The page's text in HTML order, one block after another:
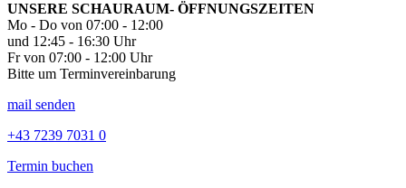
UNSERE SCHAURAUM- ÖFFNUNGSZEITEN
Mo - Do von 07:00 - 12:00
und 12:45 - 16:30 Uhr
Fr von 07:00 - 12:00 Uhr
Bitte um Terminvereinbarung
mail senden
+43 7239 7031 0
Termin buchen